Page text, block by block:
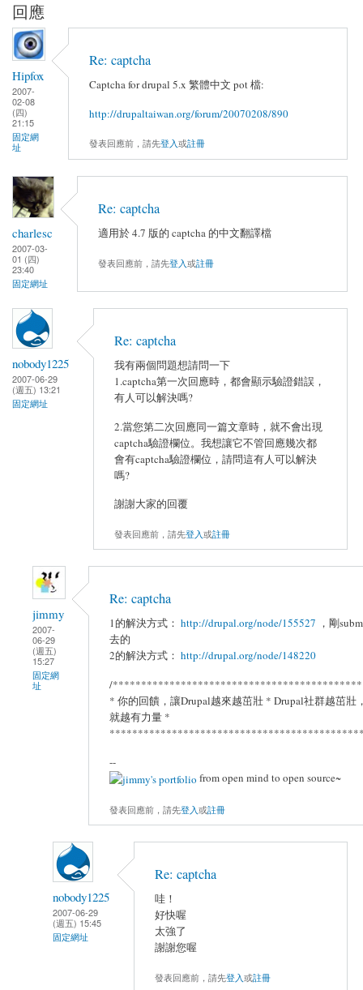
回應
Hipfox
2007-
02-08
(四)
21:15
固定網
址
Re: captcha
Captcha for drupal 5.x 繁體中文 pot 檔:
http://drupaltaiwan.org/forum/20070208/890
發表回應前，請先登入或註冊
charlesc
2007-03-
01 (四)
23:40
固定網址
Re: captcha
適用於 4.7 版的 captcha 的中文翻譯檔
發表回應前，請先登入或註冊
nobody1225
2007-06-29
(週五) 13:21
固定網址
Re: captcha
我有兩個問題想請問一下
1.captcha第一次回應時，都會顯示驗證錯誤，
有人可以解決嗎?
2.當您第二次回應同一篇文章時，就不會出現
captcha驗證欄位。我想讓它不管回應幾次都
會有captcha驗證欄位，請問這有人可以解決
嗎?
謝謝大家的回覆
發表回應前，請先登入或註冊
jimmy
2007-
06-29
(週五)
15:27
固定網
址
Re: captcha
1的解決方式： http://drupal.org/node/155527 ，剛
去的
2的解決方式： http://drupal.org/node/148220
/
* 你的回饋，讓Drupal越來越茁壯 * Drupal社群越茁壯
就越有力量 *
--
from open mind to open source~
發表回應前，請先登入或註冊
nobody1225
2007-06-29
(週五) 15:45
固定網址
Re: captcha
哇！
好快喔
太強了
謝謝您喔
發表回應前，請先登入或註冊